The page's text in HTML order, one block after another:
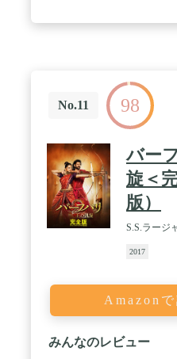
No.11 98
バー
旋＜
版）
S.S.ラージ
2017
Amazon
みんなのレビュー